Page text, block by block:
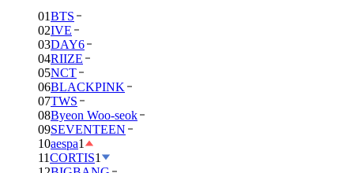
01BTS
02IVE
03DAY6
04RIIZE
05NCT
06BLACKPINK
07TWS
08Byeon Woo-seok
09SEVENTEEN
10aespa1
11CORTIS1